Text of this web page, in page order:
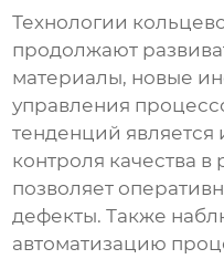
Технологии
продолжают
материалы, новые
управления
тенденций является
контроля качества
позволяет
дефекты. Также
автоматизацию